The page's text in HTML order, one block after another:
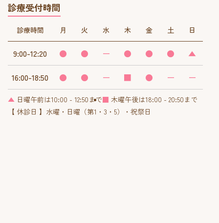
診療受付時間
診療時間 月 火 水 木 金 土 日
9:00-12:20 ● ● ー ● ● ● ▲
16:00-18:50 ● ● ー ■ ● ー ー
▲ 日曜午前は10:00 - 12:50まで■ 木曜午後は18:00 - 20:50まで
【 休診日 】水曜・日曜（第1・3・5）・祝祭日